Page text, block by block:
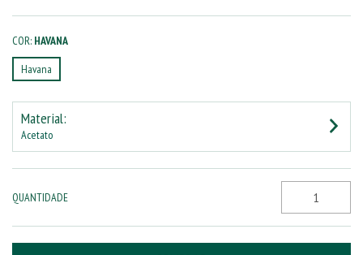
COR: HAVANA
Havana
Material:
Acetato
QUANTIDADE